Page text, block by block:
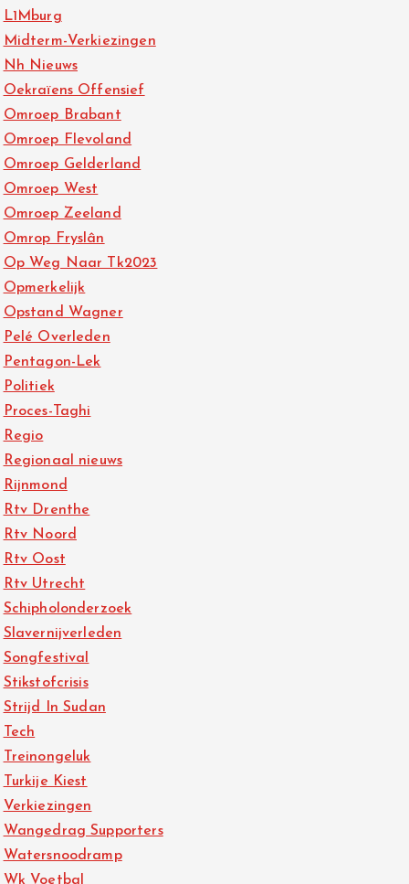
L1Mburg
Midterm-Verkiezingen
Nh Nieuws
Oekraïens Offensief
Omroep Brabant
Omroep Flevoland
Omroep Gelderland
Omroep West
Omroep Zeeland
Omrop Fryslân
Op Weg Naar Tk2023
Opmerkelijk
Opstand Wagner
Pelé Overleden
Pentagon-Lek
Politiek
Proces-Taghi
Regio
Regionaal nieuws
Rijnmond
Rtv Drenthe
Rtv Noord
Rtv Oost
Rtv Utrecht
Schipholonderzoek
Slavernijverleden
Songfestival
Stikstofcrisis
Strijd In Sudan
Tech
Treinongeluk
Turkije Kiest
Verkiezingen
Wangedrag Supporters
Watersnoodramp
Wk Voetbal